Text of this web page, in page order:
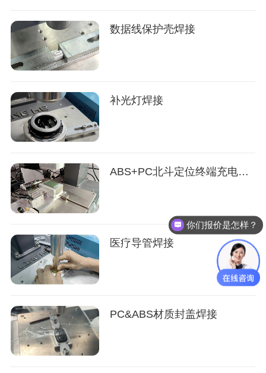
数据线保护壳焊接
补光灯焊接
ABS+PC北斗定位终端充电器焊接
医疗导管焊接
PC&ABS材质封盖焊接
你们报价是怎样？